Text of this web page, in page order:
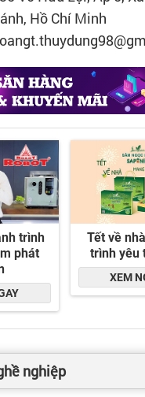
Hồ Chí Minh
nghiệp